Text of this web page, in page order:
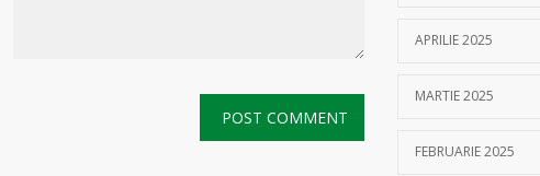
APRILIE 2025
MARTIE 2025
FEBRUARIE 2025